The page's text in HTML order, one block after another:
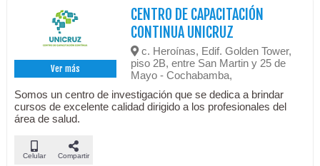
Ver más
CENTRO DE CAPACITACIÓN
CONTINUA UNICRUZ
c. Heroínas, Edif. Golden Tower,
piso 2B, entre San Martin y 25 de
Mayo - Cochabamba,
Somos un centro de investigación que se dedica a brindar
cursos de excelente calidad dirigido a los profesionales del
área de salud.
Celular Compartir